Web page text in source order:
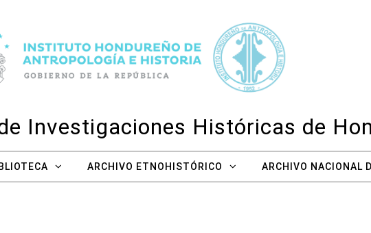
Investigaciones Históricas de
ARCHIVO ETNOHISTÓRICO ARCHIVO NACIONAL